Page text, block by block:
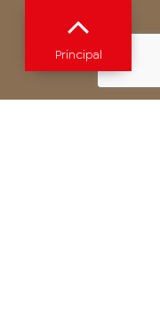
Principal